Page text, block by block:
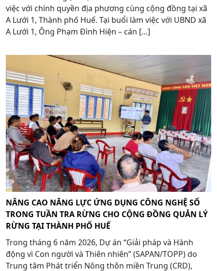
việc với chính quyền địa phương cùng cộng đồng tại xã
A Lưới 1, Thành phố Huế. Tại buổi làm việc với UBND xã
A Lưới 1, Ông Phạm Đình Hiện – cán […]
NÂNG CAO NĂNG LỰC ỨNG DỤNG CÔNG NGHỆ SỐ
TRONG TUẦN TRA RỪNG CHO CỘNG ĐỒNG QUẢN LÝ
RỪNG TẠI THÀNH PHỐ HUẾ
Trong tháng 6 năm 2026, Dự án “Giải pháp và Hành
động vì Con người và Thiên nhiên” (SAPAN/TOPP) do
Trung tâm Phát triển Nông thôn miền Trung (CRD),